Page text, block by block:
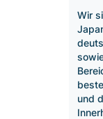
Wir
und